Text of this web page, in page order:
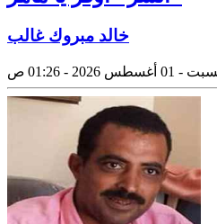
خالد مبروك غالب
- 01 أغسطس 2026 - 01:26 ص